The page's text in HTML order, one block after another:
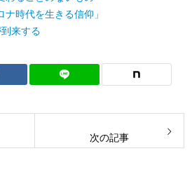
時代を生きる信仰」
来する
次の記事